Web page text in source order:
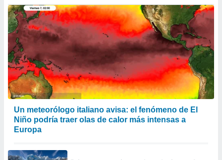
Un meteorólogo italiano avisa: el fenómeno de El
Niño podría traer olas de calor más intensas a
Europa